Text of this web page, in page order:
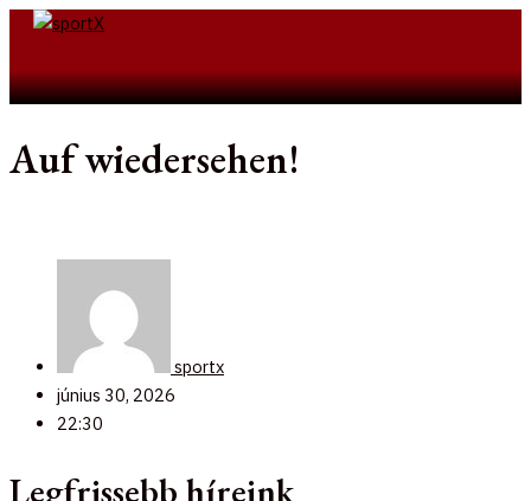
Skip
Auf wiedersehen!
sportx
június 30, 2026
22:30
Legfrissebb híreink